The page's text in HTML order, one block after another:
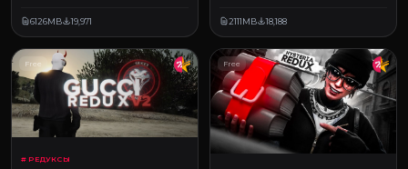
6126MB 19,971 2111MB 18,188
Free
# РЕДУКСЫ
Free